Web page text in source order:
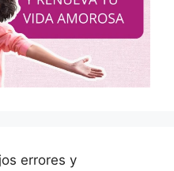
errores y